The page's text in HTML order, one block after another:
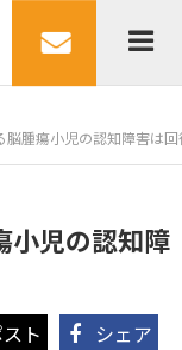
脳腫瘍小児の認知障害は
小児の認知障
シェア